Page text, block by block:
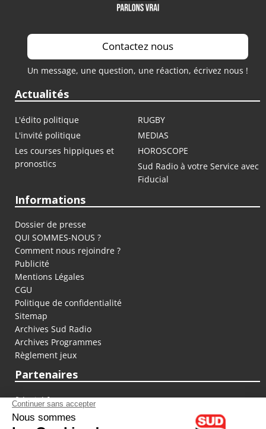
Contactez nous
Un message, une question, une réaction, écrivez nous !
Actualités
L'édito politique
RUGBY
L'invité politique
MEDIAS
Les courses hippiques et
pronostics
HOROSCOPE
Sud Radio à votre Service avec
Fiducial
Informations
Dossier de presse
QUI SOMMES-NOUS ?
Comment nous rejoindre ?
Publicité
Mentions Légales
CGU
Politique de confidentialité
Sitemap
Archives Sud Radio
Archives Programmes
Règlement jeux
Partenaires
fiducial.fr
lyoncapitale.fr